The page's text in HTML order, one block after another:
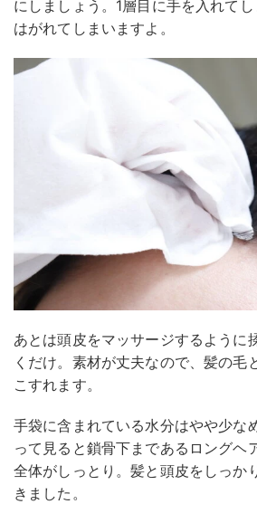
にしましょう。1層目に手を入れて
はがれてしまいますよ。
あとは頭皮をマッサージするように
くだけ。素材が丈夫なので、髪の毛
こすれます。
手袋に含まれている水分はやや少な
って見ると鎖骨下まであるロングヘ
全体がしっとり。髪と頭皮をしっか
きました。